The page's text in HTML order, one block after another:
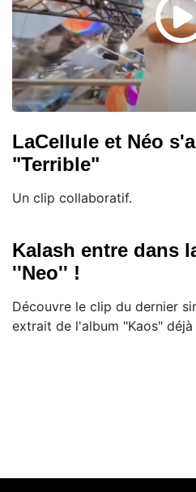
LaCellule et Néo
"Terrible"
Un clip collaboratif.
Kalash entre dans
''Neo'' !
Découvre le clip du dernier
extrait de l'album "Kaos"